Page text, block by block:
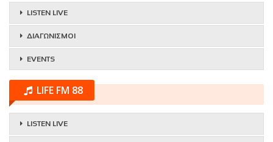
LISTEN LIVE
ΔΙΑΓΩΝΙΣΜΟΙ
EVENTS
LIFE FM 88
LISTEN LIVE